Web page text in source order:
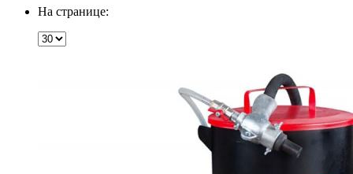
На странице: